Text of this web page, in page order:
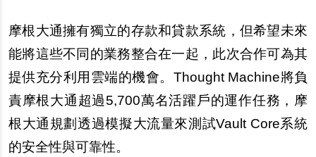
摩根大通擁有獨立的存款和貸款系統，但希望未來
能將這些不同的業務整合在一起，此次合作可為其
提供充分利用雲端的機會。Thought Machine將負
責摩根大通超過5,700萬名活躍戶的運作任務，摩
根大通規劃透過模擬大流量來測試Vault Core系統
的安全性與可靠性。